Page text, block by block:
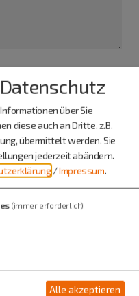
gelesenund bin
*) Pflichtfeld
verschickt.
über Sie
diese auch an Dritte, z.B.
übermittelt werden. Sie
jederzeit abändern.
/Impressum.
(immer erforderlich)
Alle akzeptieren